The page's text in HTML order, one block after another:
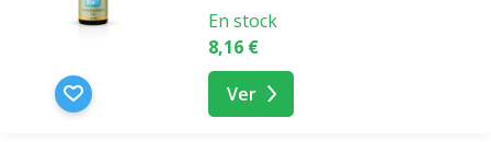
En stock
8,16 €
Ver